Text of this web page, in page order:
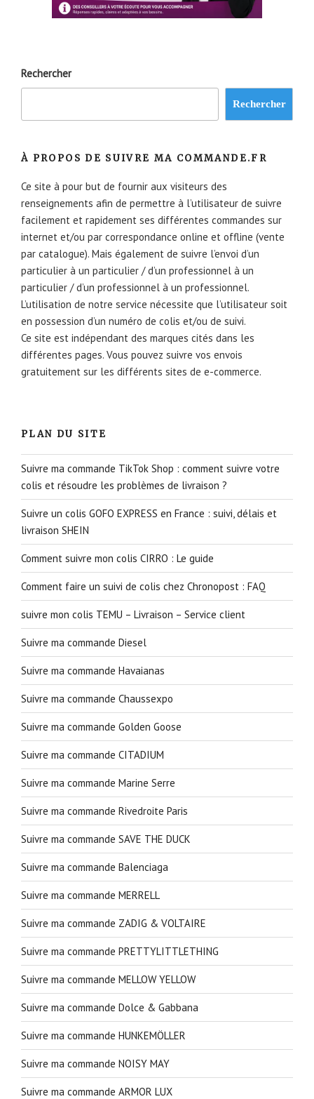
Rechercher
Rechercher
À PROPOS DE SUIVRE MA COMMANDE.FR
Ce site à pour but de fournir aux visiteurs des
renseignements afin de permettre à l’utilisateur de suivre
facilement et rapidement ses différentes commandes sur
internet et/ou par correspondance online et offline (vente
par catalogue). Mais également de suivre l’envoi d’un
particulier à un particulier / d’un professionnel à un
particulier / d’un professionnel à un professionnel.
L’utilisation de notre service nécessite que l’utilisateur soit
en possession d’un numéro de colis et/ou de suivi.
Ce site est indépendant des marques cités dans les
différentes pages. Vous pouvez suivre vos envois
gratuitement sur les différents sites de e-commerce.
PLAN DU SITE
Suivre ma commande TikTok Shop : comment suivre votre
colis et résoudre les problèmes de livraison ?
Suivre un colis GOFO EXPRESS en France : suivi, délais et
livraison SHEIN
Comment suivre mon colis CIRRO : Le guide
Comment faire un suivi de colis chez Chronopost : FAQ
suivre mon colis TEMU – Livraison – Service client
Suivre ma commande Diesel
Suivre ma commande Havaianas
Suivre ma commande Chaussexpo
Suivre ma commande Golden Goose
Suivre ma commande CITADIUM
Suivre ma commande Marine Serre
Suivre ma commande Rivedroite Paris
Suivre ma commande SAVE THE DUCK
Suivre ma commande Balenciaga
Suivre ma commande MERRELL
Suivre ma commande ZADIG & VOLTAIRE
Suivre ma commande PRETTYLITTLETHING
Suivre ma commande MELLOW YELLOW
Suivre ma commande Dolce & Gabbana
Suivre ma commande HUNKEMÖLLER
Suivre ma commande NOISY MAY
Suivre ma commande ARMOR LUX